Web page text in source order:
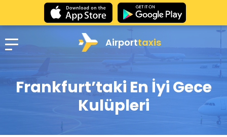
Airporttaxis
Frankfurt’taki En İyi Gece
Kulüpleri